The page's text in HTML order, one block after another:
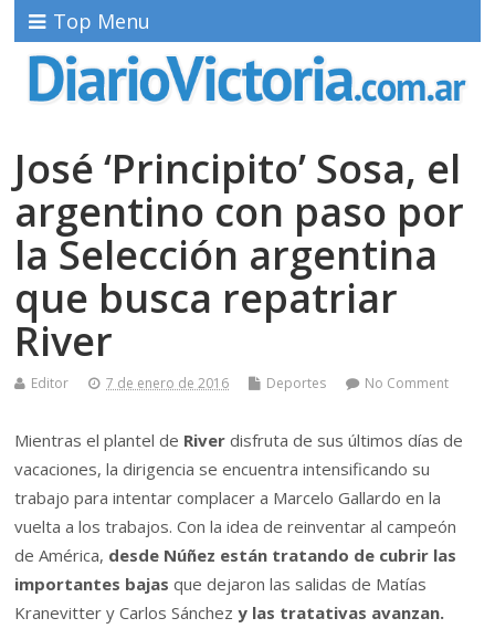
Top Menu
José ‘Principito’ Sosa, el
argentino con paso por
la Selección argentina
que busca repatriar
River
Editor 7 de enero de 2016 Deportes No Comment
Mientras el plantel de Riverdisfruta de sus últimos días de
vacaciones, la dirigencia se encuentra intensificando su
trabajo para intentar complacer a Marcelo Gallardo en la
vuelta a los trabajos. Con la idea de reinventar al campeón
de América, desde Núñez están tratando de cubrir las
importantes bajasque dejaron las salidas de Matías
Kranevitter y Carlos Sánchezy las tratativas avanzan.